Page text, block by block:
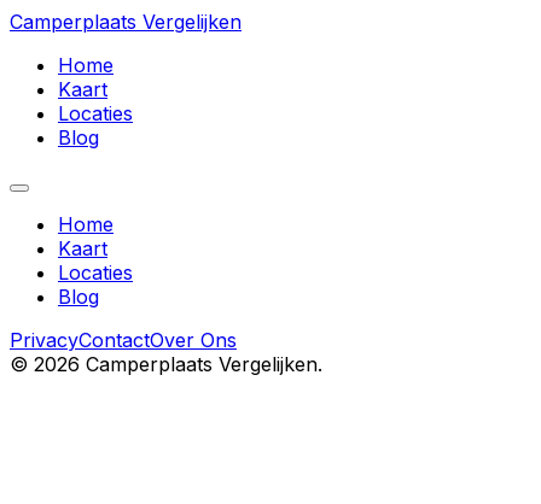
Camperplaats Vergelijken
Home
Kaart
Locaties
Blog
Home
Kaart
Locaties
Blog
PrivacyContactOver Ons
© 2026 Camperplaats Vergelijken.